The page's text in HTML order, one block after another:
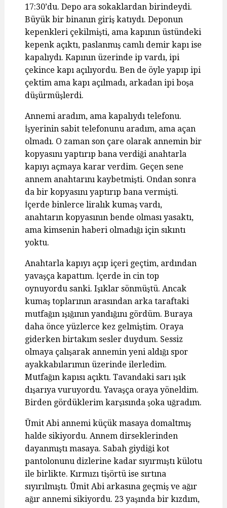
17:30’du. Depo ara sokaklardan birindeydi.
Büyük bir binanın giriş katıydı. Deponun
kepenkleri çekilmişti, ama kapının üstündeki
kepenk açıktı, paslanmış camlı demir kapı ise
kapalıydı. Kapının üzerinde ip vardı, ipi
çekince kapı açılıyordu. Ben de öyle yapıp ipi
çektim ama kapı açılmadı, arkadan ipi boşa
düşürmüşlerdi.
Annemi aradım, ama kapalıydı telefonu.
İşyerinin sabit telefonunu aradım, ama açan
olmadı. O zaman son çare olarak annemin bir
kopyasını yaptırıp bana verdiği anahtarla
kapıyı açmaya karar verdim. Geçen sene
annem anahtarını kaybetmişti. Ondan sonra
da bir kopyasını yaptırıp bana vermişti.
İçerde binlerce liralık kumaş vardı,
anahtarın kopyasının bende olması yasaktı,
ama kimsenin haberi olmadığı için sıkıntı
yoktu.
Anahtarla kapıyı açıp içeri geçtim, ardından
yavaşça kapattım. İçerde in cin top
oynuyordu sanki. Işıklar sönmüştü. Ancak
kumaş toplarının arasından arka taraftaki
mutfağın ışığının yandığını gördüm. Buraya
daha önce yüzlerce kez gelmiştim. Oraya
giderken birtakım sesler duydum. Sessiz
olmaya çalışarak annemin yeni aldığı spor
ayakkabılarımın üzerinde ilerledim.
Mutfağın kapısı açıktı. Tavandaki sarı ışık
dışarıya vuruyordu. Yavaşça oraya yöneldim.
Birden gördüklerim karşısında şoka uğradım.
Ümit Abi annemi küçük masaya domaltmış
halde sikiyordu. Annem dirseklerinden
dayanmıştı masaya. Sabah giydiği kot
pantolonunu dizlerine kadar sıyırmıştı külotu
ile birlikte. Kırmızı tişörtü ise sırtına
sıyırılmıştı. Ümit Abi arkasına geçmiş ve ağır
ağır annemi sikiyordu. 23 yaşında bir kızdım,